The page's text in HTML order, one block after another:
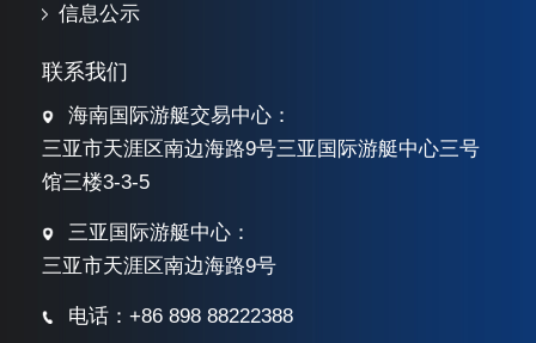
信息公示
联系我们
海南国际游艇交易中心：
三亚市天涯区南边海路9号三亚国际游艇中心三号
馆三楼3-3-5
三亚国际游艇中心：
三亚市天涯区南边海路9号
电话：+86 898 88222388